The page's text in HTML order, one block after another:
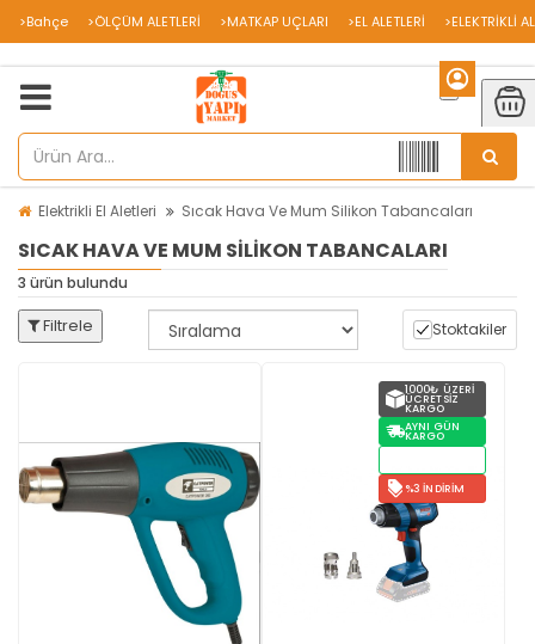
>Bahçe >ÖLÇÜM ALETLERİ >MATKAP UÇLARI >EL ALETLERİ >ELEKTRİKLİ
Elektrikli El Aletleri Sıcak Hava Ve Mum Silikon Tabancaları
SICAK HAVA VE MUM SILIKON TABANCALARI
3 ürün bulundu
Filtrele Stoktakiler
1000₺ ÜZERI
ÜCRETSIZ
KARGO
AYNI GÜN
KARGO
%3 İNDIRIM